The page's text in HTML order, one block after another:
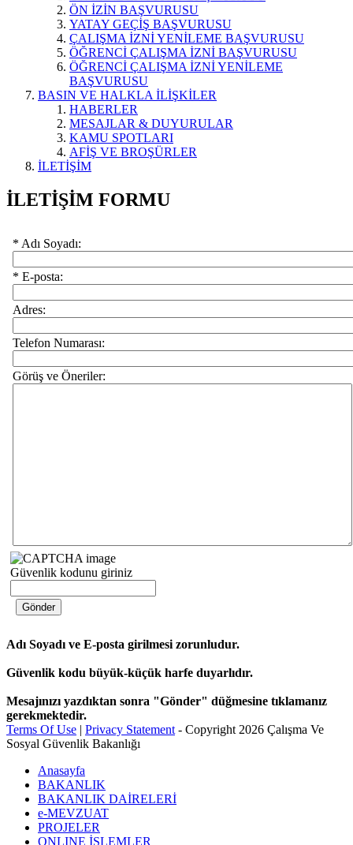
ÖN İZİN BAŞVURUSU
YATAY GEÇİŞ BAŞVURUSU
ÇALIŞMA İZNİ YENİLEME BAŞVURUSU
ÖĞRENCİ ÇALIŞMA İZNİ BAŞVURUSU
ÖĞRENCİ ÇALIŞMA İZNİ YENİLEME
BAŞVURUSU
BASIN VE HALKLA İLİŞKİLER
HABERLER
MESAJLAR & DUYURULAR
KAMU SPOTLARI
AFİŞ VE BROŞÜRLER
İLETİŞİM
İLETİŞİM FORMU
* Adı Soyadı:
* E-posta:
Adres:
Telefon Numarası:
Görüş ve Öneriler:
Güvenlik kodunu giriniz
Adı Soyadı ve E-posta girilmesi zorunludur.
Güvenlik kodu büyük-küçük harfe duyarlıdır.
Mesajınızı yazdıktan sonra "Gönder" düğmesine tıklamanız
gerekmektedir.
Terms Of Use | Privacy Statement - Copyright 2026 Çalışma Ve
Sosyal Güvenlik Bakanlığı
Anasayfa
BAKANLIK
BAKANLIK DAİRELERİ
e-MEVZUAT
PROJELER
ONLINE İŞLEMLER